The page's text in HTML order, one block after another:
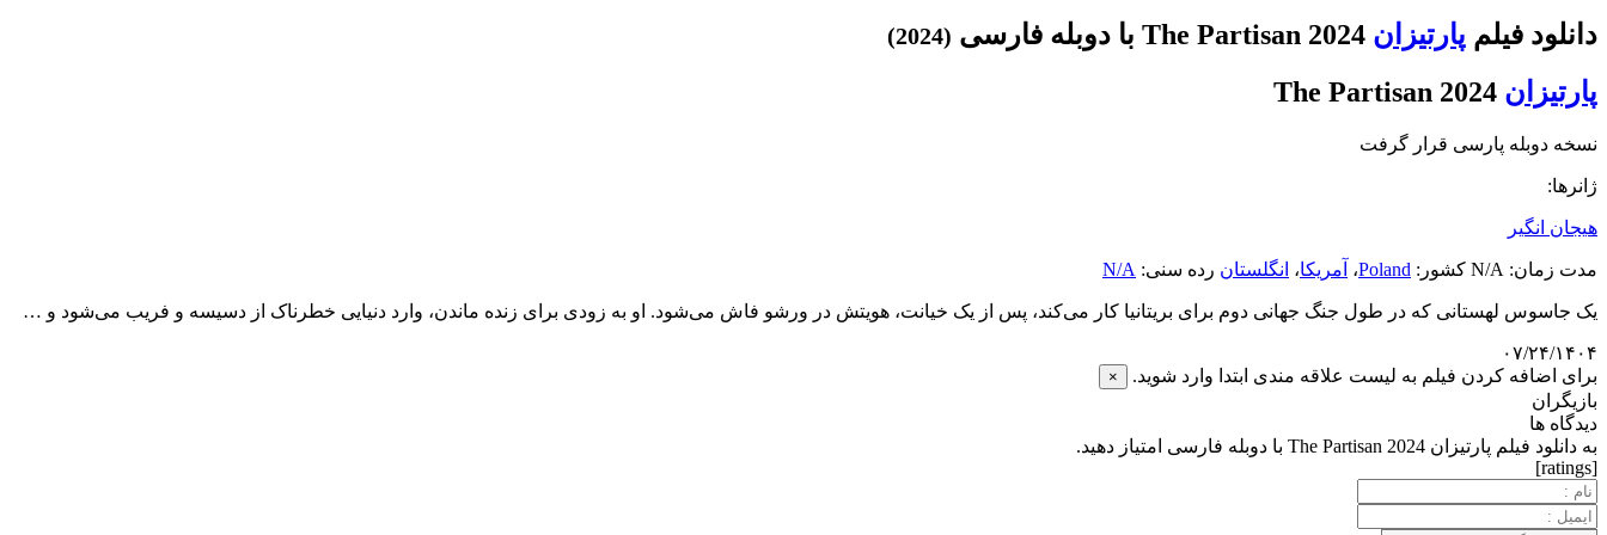
دانلود فیلم پارتیزان (2024)
پارتیزان
نسخه دوبله پارسی قرار گرفت
ژانرها:
هیجان انگیر
مدت زمان: N/A کشور: Poland، آمریکا، انگلستان رده سنی: N/A
یک جاسوس لهستانی که در طول جنگ جهانی دوم برای بریتانیا کار می‌کند، پس از یک خیانت، هویتش در ورشو فاش می‌شود. او به زودی برای زنده ماندن، وارد دنیایی خطرناک از دسیسه و فریب می‌شود و …
۰۷/۲۴/۱۴۰۴
برای اضافه کردن فیلم به لیست علاقه مندی ابتدا وارد شوید.
×
بازیگران
دیدگاه ها
به دانلود فیلم پارتیزان The Partisan 2024 با دوبله فارسی امتیاز دهید.
[ratings]